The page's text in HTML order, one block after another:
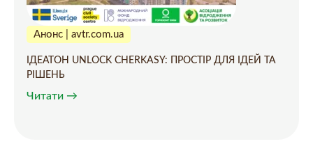
Анонс | avtr.com.ua
ІДЕАТОН UNLOCK CHERKASY: ПРОСТІР ДЛЯ ІДЕЙ ТА
РІШЕНЬ
Читати →